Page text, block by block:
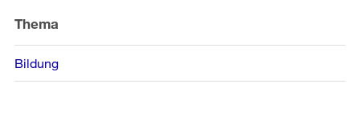
Thema
Bildung